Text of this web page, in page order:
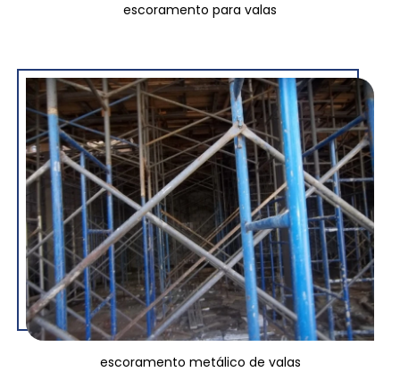
escoramento para valas
escoramento metálico de valas